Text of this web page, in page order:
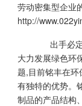
劳动密集型企业
http://
出手必定
大力发展绿色环
题,目前铭丰在
有独特的优势。
制品的产品结构